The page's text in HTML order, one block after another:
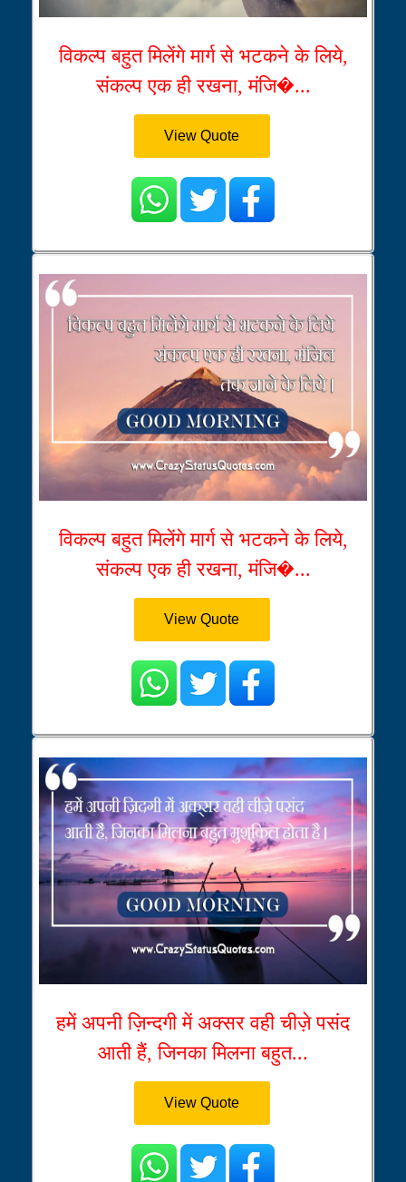
विकल्प बहुत मिलेंगे मार्ग से भटकने के लिये,
संकल्प एक ही रखना, मंजि�...
View Quote
विकल्प बहुत मिलेंगे मार्ग से भटकने के लिये,
संकल्प एक ही रखना, मंजि�...
View Quote
हमें अपनी ज़िन्दगी में अक्सर वही चीज़े पसंद
आती हैं, जिनका मिलना बहुत...
View Quote